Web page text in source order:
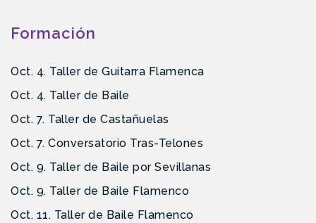
Formación
Oct. 4. Taller de Guitarra Flamenca
Oct. 4. Taller de Baile
Oct. 7. Taller de Castañuelas
Oct. 7. Conversatorio Tras-Telones
Oct. 9. Taller de Baile por Sevillanas
Oct. 9. Taller de Baile Flamenco
Oct. 11. Taller de Baile Flamenco